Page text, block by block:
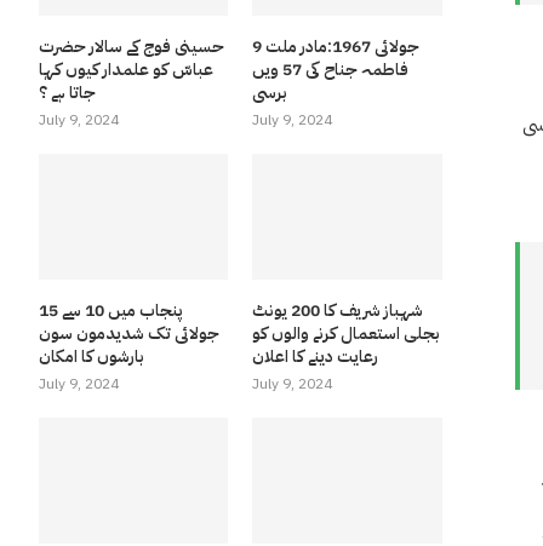
حسینی فوج کے سالار حضرت
عباسّ کو علمدار کیوں کہا
جاتا ہے ؟
July 9, 2024
9 جولائی 1967:مادر ملت
فاطمہ جناح کی 57 ویں
برسی
July 9, 2024
پنجاب میں 10 سے 15
جولائی تک شدیدمون سون
بارشوں کا امکان
July 9, 2024
شہباز شریف کا 200 یونٹ
بجلی استعمال کرنے والوں کو
رعایت دینے کا اعلان
July 9, 2024